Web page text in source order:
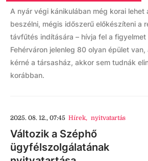
A nyár végi kánikulában még korai lehet
beszélni, mégis időszerű előkészíteni a
távfűtés indítására – hívja fel a figyelmet
Fehérváron jelenleg 80 olyan épület van,
kérné a társasház, akkor sem tudnák
korábban.
2025. 08. 12., 07:45 Hírek, nyitvatartás
Változik a Széphő
ügyfélszolgálatának